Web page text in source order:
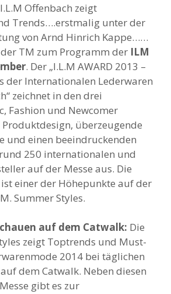
I.L.M Offenbach zeigt
Trends….erstmalig unter der
von Arnd Hinrich Kappe……
TM zum Programm der ILM
. Der „I.L.M AWARD 2013 –
der Internationalen Lederwaren
zeichnet in den drei
Fashion und Newcomer
überzeugende
und einen beeindruckenden
250 internationalen und
auf der Messe aus. Die
einer der Höhepunkte auf der
Summer Styles.
auf dem Catwalk: Die
zeigt Toptrends und Must-
2014 bei täglichen
dem Catwalk. Neben diesen
gibt es zur